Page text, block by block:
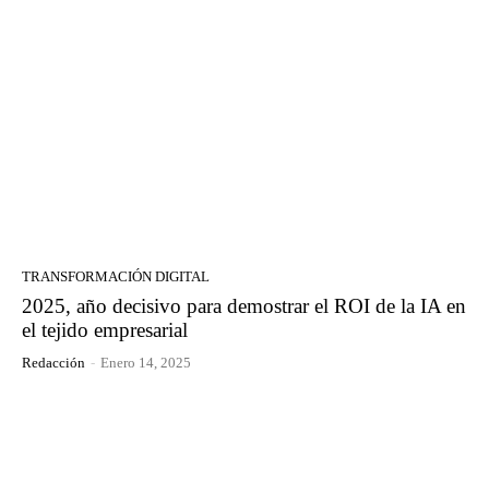
TRANSFORMACIÓN DIGITAL
2025, año decisivo para demostrar el ROI de la IA en
el tejido empresarial
Redacción - Enero 14, 2025